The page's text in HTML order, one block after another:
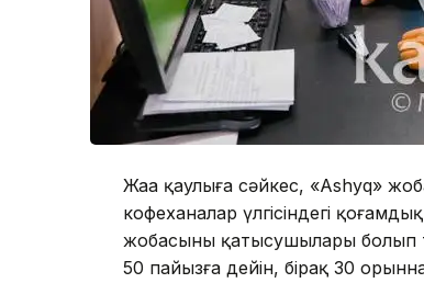
Жаңа қаулыға сәйкес, «Ashyq»
кофеханалар үлгісіндегі
жобасының қатысушылары болып
50 пайызға дейін, бірақ 30